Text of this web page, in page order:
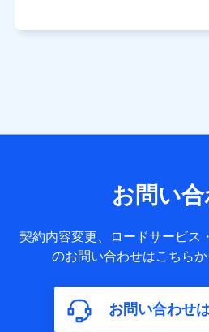
個人データは、こちら の利用目的
用します。
サービス提供等を通じて取得した
基本情報
氏名、電話番号、メールアドレ
属性、連絡先、dポイントサー
構成、住所、dポイント残高、d
含まれます。
利用情報
お問い
契約内容変更、ロードサービス
のお問い合わせはこちらか
お問い合わせ